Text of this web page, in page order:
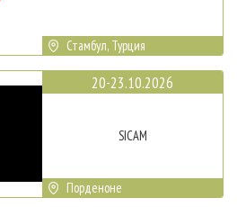
Стамбул, Турция
20-23.10.2026
SICAM
Порденоне